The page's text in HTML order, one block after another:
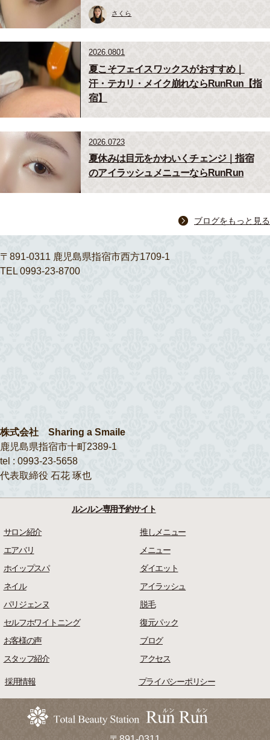
さくら
2026.0801
夏こそフェイスワックスがおすすめ｜
汗・テカリ・メイク崩れならRunRun【指
宿】
2026.0723
夏休みは目元をかわいくチェンジ｜指宿
のアイラッシュメニューならRunRun
ブログをもっと見る
〒891-0311 鹿児島県指宿市西方1709-1
TEL 0993-23-8700
株式会社 Sharing a Smaile
鹿児島県指宿市十町2389-1
tel : 0993-23-5658
代表取締役 石花 琢也
ルンルン専用予約サイト
サロン紹介
推しメニュー
エアバリ
メニュー
ホイップスパ
ダイエット
ネイル
アイラッシュ
パリジェンヌ
脱毛
セルフホワイトニング
復元パック
お客様の声
ブログ
スタッフ紹介
アクセス
採用情報 プライバシーポリシー